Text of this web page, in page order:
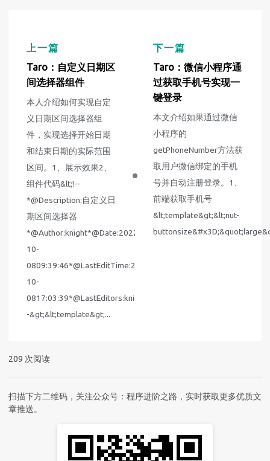
上一篇
Taro：自定义日期区
间选择器组件
本人介绍如何实现自定
义日期区间选择器组
件，实现选择开始日期
和结束日期的实际范围
区间。1、展示效果2、
组件代码&lt;!--
*@Description:自定义日
期区间选择器
*@Author:knight*@Date:2022-
10-
0809:39:46*@LastEditTime:2022-
10-
0817:03:39*@LastEditors:knight-
-&gt;&lt;template&gt;...
下一篇
Taro：微信小程序通
过获取手机号实现一
键登录
本文介绍如果通过微信
小程序的
getPhoneNumber方法获
取用户微信绑定的手机
号并自动注册登录。1、
前端获取手机号
&lt;template&gt;&lt;nut-
209 次阅读
扫描下方二维码，关注公众号：程序进阶之路，实时获取更多优质文
章推送。